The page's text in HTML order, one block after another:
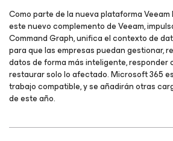
Como parte de la nueva plataforma
este nuevo complemento de Veeam,
Command Graph, unifica el contexto de
para que las empresas puedan gestionar,
datos de forma más inteligente, responder
restaurar solo lo afectado. Microsoft 365
trabajo compatible, y se añadirán otras
de este año.